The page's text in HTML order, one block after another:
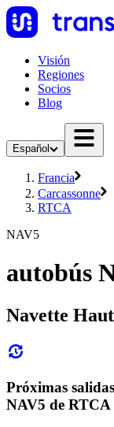
Visión
Regiones
Socios
Blog
Español
Francia
Carcassonne
RTCA
NAV5
autobús
Navette
Próximas
NAV5 de RTCA